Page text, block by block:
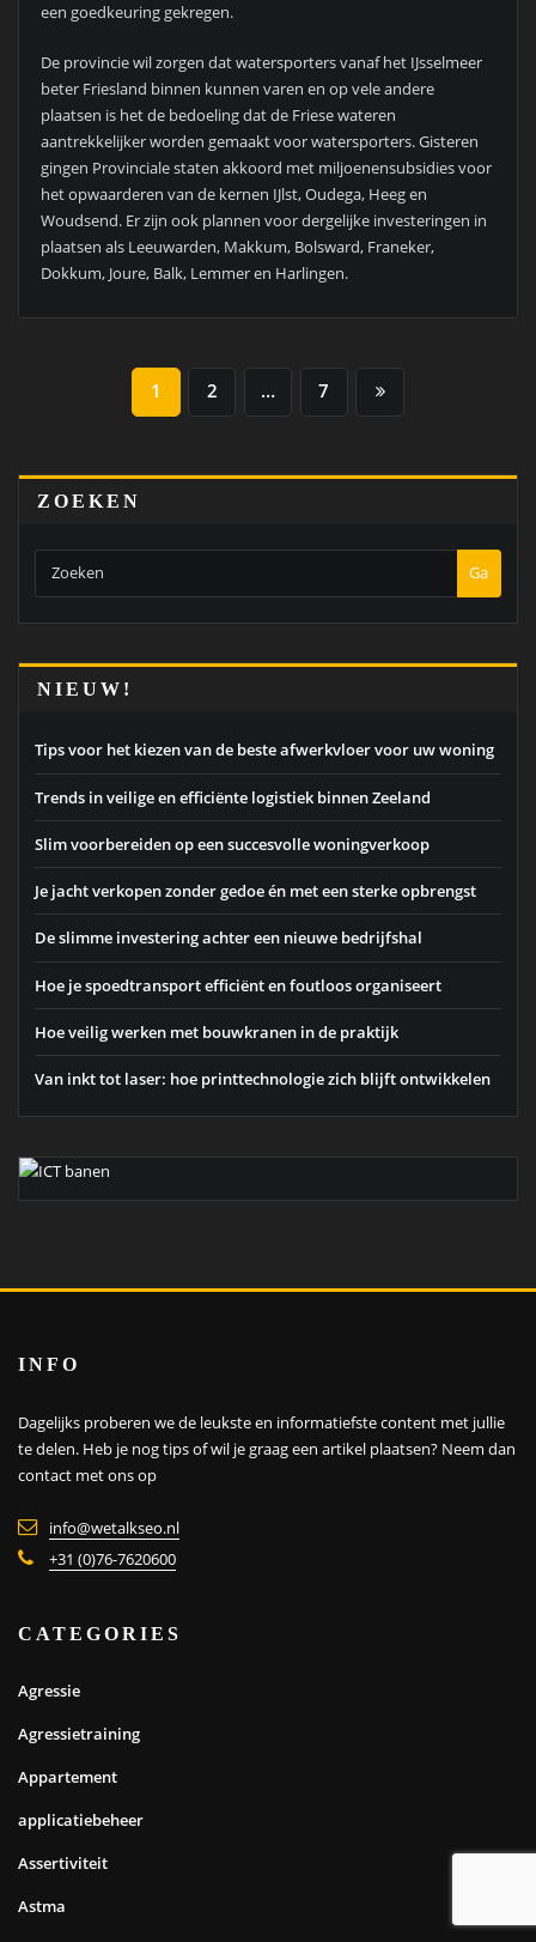
een goedkeuring gekregen.
De provincie wil zorgen dat watersporters vanaf het IJsselmeer
beter Friesland binnen kunnen varen en op vele andere
plaatsen is het de bedoeling dat de Friese wateren
aantrekkelijker worden gemaakt voor watersporters. Gisteren
gingen Provinciale staten akkoord met miljoenensubsidies voor
het opwaarderen van de kernen IJlst, Oudega, Heeg en
Woudsend. Er zijn ook plannen voor dergelijke investeringen in
plaatsen als Leeuwarden, Makkum, Bolsward, Franeker,
Dokkum, Joure, Balk, Lemmer en Harlingen.
BERICHTEN
1 2 … 7
ZOEKEN
Ga
NIEUW!
Tips voor het kiezen van de beste afwerkvloer voor uw woning
Trends in veilige en efficiënte logistiek binnen Zeeland
Slim voorbereiden op een succesvolle woningverkoop
Je jacht verkopen zonder gedoe én met een sterke opbrengst
De slimme investering achter een nieuwe bedrijfshal
Hoe je spoedtransport efficiënt en foutloos organiseert
Hoe veilig werken met bouwkranen in de praktijk
Van inkt tot laser: hoe printtechnologie zich blijft ontwikkelen
INFO
Dagelijks proberen we de leukste en informatiefste content met jullie
te delen. Heb je nog tips of wil je graag een artikel plaatsen? Neem dan
contact met ons op
info@wetalkseo.nl
+31 (0)76-7620600
CATEGORIES
Agressie
Agressietraining
Appartement
applicatiebeheer
Assertiviteit
Astma